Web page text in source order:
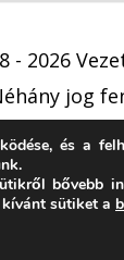
- 2026
jog
és a
bővebb
sütiket a